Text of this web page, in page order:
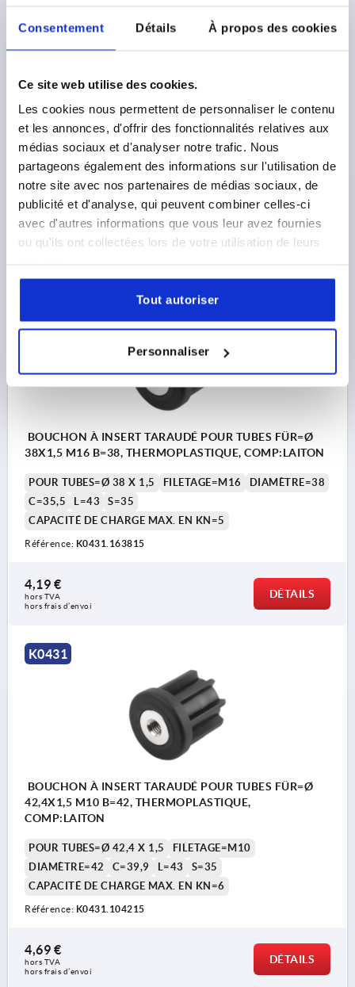
Consentement Détails À propos des cookies
Ce site web utilise des cookies.
Les cookies nous permettent de personnaliser le contenu
et les annonces, d'offrir des fonctionnalités relatives aux
médias sociaux et d'analyser notre trafic. Nous
partageons également des informations sur l'utilisation de
notre site avec nos partenaires de médias sociaux, de
publicité et d'analyse, qui peuvent combiner celles-ci
avec d'autres informations que vous leur avez fournies
ou qu'ils ont collectées lors de votre utilisation de leurs
Tout autoriser
Personnaliser
BOUCHON À INSERT TARAUDÉ POUR TUBES FÜR=Ø
38X1,5 M12 B=38, THERMOPLASTIQUE, COMP:LAITON
POUR TUBES=Ø 38 X 1,5 FILETAGE=M12
DIAMÈTRE=38
C=35,5
L=43
S=35
CAPACITÉ DE CHARGE MAX. EN KN=5
K0431.123815
4,19 €
hors TVA
DÉTAILS
BOUCHON À INSERT TARAUDÉ POUR TUBES FÜR=Ø
38X1,5 M16 B=38, THERMOPLASTIQUE, COMP:LAITON
POUR TUBES=Ø 38 X 1,5 FILETAGE=M16
DIAMÈTRE=38
C=35,5
L=43
S=35
CAPACITÉ DE CHARGE MAX. EN KN=5
Référence: K0431.163815
4,19 €
hors TVA
hors frais d’envoi
DÉTAILS
K0431
BOUCHON À INSERT TARAUDÉ POUR TUBES FÜR=Ø
42,4X1,5 M10 B=42, THERMOPLASTIQUE,
COMP:LAITON
POUR TUBES=Ø 42,4 X 1,5
FILETAGE=M10
DIAMÈTRE=42
C=39,9 L=43
S=35
CAPACITÉ DE CHARGE MAX. EN KN=6
Référence: K0431.104215
4,69 €
hors TVA
hors frais d’envoi
DÉTAILS